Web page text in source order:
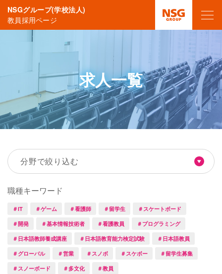
NSGグループ(学校法人)
教員採用ページ
求人一覧
分野で絞り込む
職種キーワード
＃IT ＃ゲーム ＃看護師 ＃留学生
＃スケートボード
＃開発
＃基本情報技術者 ＃看護教員
＃プログラミング
＃日本語教師養成講座
＃日本語教育能力検定試験
＃日本語教員
＃グローバル
＃営業 ＃スノボ ＃スケボー
＃留学生募集
＃スノーボード
＃多文化 ＃教員